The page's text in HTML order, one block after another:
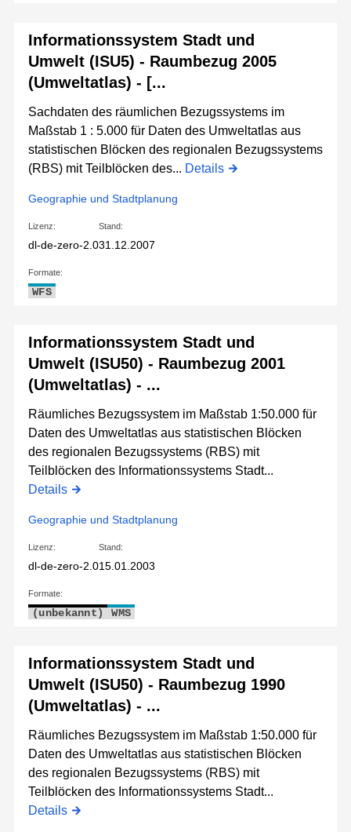
Informationssystem Stadt und
Umwelt (ISU5) - Raumbezug 2005
(Umweltatlas) - [...
Sachdaten des räumlichen Bezugssystems im
Maßstab 1 : 5.000 für Daten des Umweltatlas aus
statistischen Blöcken des regionalen Bezugssystems
(RBS) mit Teilblöcken des... Details
Geographie und Stadtplanung
Lizenz:
dl-de-zero-2.0
Stand:
31.12.2007
Formate:
WFS
Informationssystem Stadt und
Umwelt (ISU50) - Raumbezug 2001
(Umweltatlas) - ...
Räumliches Bezugssystem im Maßstab 1:50.000 für
Daten des Umweltatlas aus statistischen Blöcken
des regionalen Bezugssystems (RBS) mit
Teilblöcken des Informationssystems Stadt...
Details
Geographie und Stadtplanung
Lizenz:
dl-de-zero-2.0
Stand:
15.01.2003
Formate:
(unbekannt) WMS
Informationssystem Stadt und
Umwelt (ISU50) - Raumbezug 1990
(Umweltatlas) - ...
Räumliches Bezugssystem im Maßstab 1:50.000 für
Daten des Umweltatlas aus statistischen Blöcken
des regionalen Bezugssystems (RBS) mit
Teilblöcken des Informationssystems Stadt...
Details